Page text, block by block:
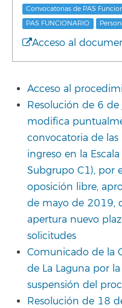
Convocatorias de PAS
PAS FUNCIONARIO
Acceso al
Acceso al
Resolución de 6
modifica
convocatoria de las
ingreso en la
Subgrupo C1), por
oposición libre,
de mayo de 2019,
apertura nuevo
solicitudes
Comunicado de la
de La Laguna por
suspensión del
Resolución de 18